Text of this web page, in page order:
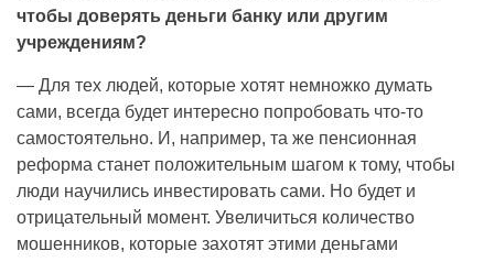
чтобы доверять деньги банку или другим
учреждениям?
— Для тех людей, которые хотят немножко думать
сами, всегда будет интересно попробовать что-то
самостоятельно. И, например, та же пенсионная
реформа станет положительным шагом к тому, чтобы
люди научились инвестировать сами. Но будет и
отрицательный момент. Увеличиться количество
мошенников, которые захотят этими деньгами